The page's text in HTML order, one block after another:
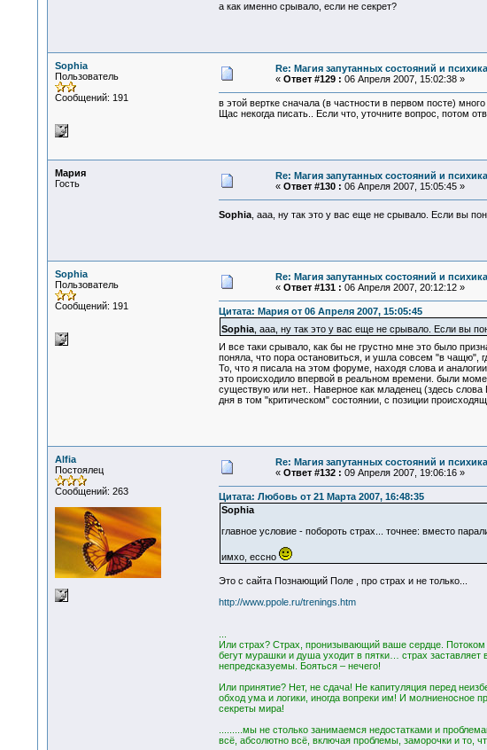
а как именно срывало, если не секрет?
Sophia
Пользователь
Сообщений: 191
Re: Магия запутанных состояний и психика
« Ответ #129 : 06 Апреля 2007, 15:02:38 »
в этой вертке сначала (в частности в первом посте) много
Щас некогда писать.. Если что, уточните вопрос, потом
Мария
Гость
Re: Магия запутанных состояний и психика
« Ответ #130 : 06 Апреля 2007, 15:05:45 »
Sophia, ааа, ну так это у вас еще не срывало. Если вы
Sophia
Пользователь
Сообщений: 191
Re: Магия запутанных состояний и психика
« Ответ #131 : 06 Апреля 2007, 20:12:12 »
Цитата: Мария от 06 Апреля 2007, 15:05:45
Sophia, ааа, ну так это у вас еще не срывало. Если вы
И все таки срывало, как бы не грустно мне это было
поняла, что пора остановиться, и ушла совсем "в чащю",
То, что я писала на этом форуме, находя слова и
это происходило впервой в реальном времени. были
существую или нет.. Наверное как младенец (здесь
дня в том "критическом" состоянии, с позиции
Alfia
Постоялец
Сообщений: 263
Re: Магия запутанных состояний и психика
« Ответ #132 : 09 Апреля 2007, 19:06:16 »
Цитата: Любовь от 21 Марта 2007, 16:48:35
Sophia
главное условие - побороть страх... точнее: вместо
имхо, ессно
Это с сайта Познающий Поле , про страх и не только...
http://www.ppole.ru/trenings.htm
Или страх? Страх, пронизывающий ваше сердце.
бегут мурашки и душа уходит в пятки… страх
непредсказуемы. Бояться – нечего!
Или принятие? Нет, не сдача! Не капитуляция перед
обход ума и логики, иногда вопреки им! И молниеносное
секреты мира!
.........мы не столько занимаемся недостатками и
всё, абсолютно всё, включая проблемы, заморочки и то,